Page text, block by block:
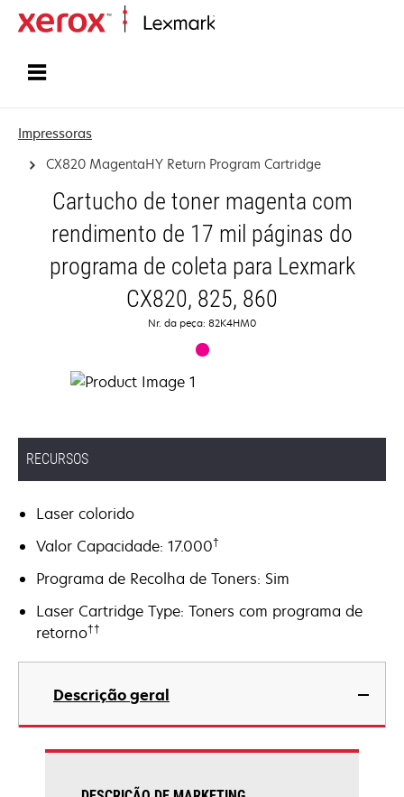
Impressoras
CX820 MagentaHY Return Program Cartridge
Cartucho de toner magenta com
rendimento de 17 mil páginas do
programa de coleta para Lexmark
CX820, 825, 860
Nr. da peça: 82K4HM0
RECURSOS
Laser colorido
Valor Capacidade: 17.000†
Programa de Recolha de Toners: Sim
Laser Cartridge Type: Toners com programa de
retorno††
Descrição geral